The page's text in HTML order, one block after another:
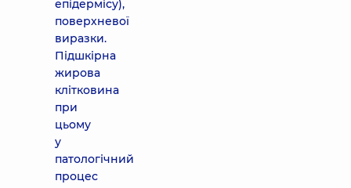
епідермісу),
поверхневої
виразки.
Підшкірна
жирова
клітковина
при
цьому
у
патологічний
процес